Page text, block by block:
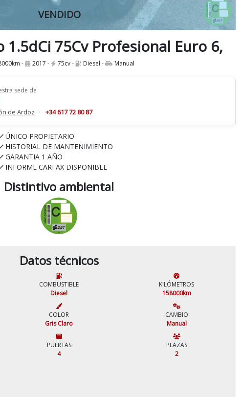
VENDIDO
1.5dCi 75Cv Profesional Euro 6,
- 2017 - 75cv - Diesel - Manual
sede de
de Ardoz · +34 617 72 80 87
ÚNICO PROPIETARIO
HISTORIAL DE MANTENIMIENTO
GARANTIA 1 AÑO
INFORME CARFAX DISPONIBLE
Distintivo ambiental
Datos técnicos
COMBUSTIBLE
Diesel
KILÓMETROS
158000km
COLOR
Gris Claro
CAMBIO
Manual
PUERTAS
4
PLAZAS
2